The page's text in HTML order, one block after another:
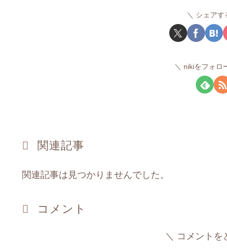
シェアす
nikiをフォロ
関連記事
関連記事は見つかりませんでした。
コメント
コメント